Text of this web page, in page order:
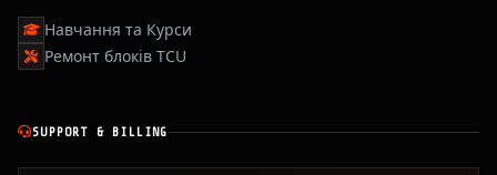
Навчання та Курси
Ремонт блоків TCU
SUPPORT & BILLING